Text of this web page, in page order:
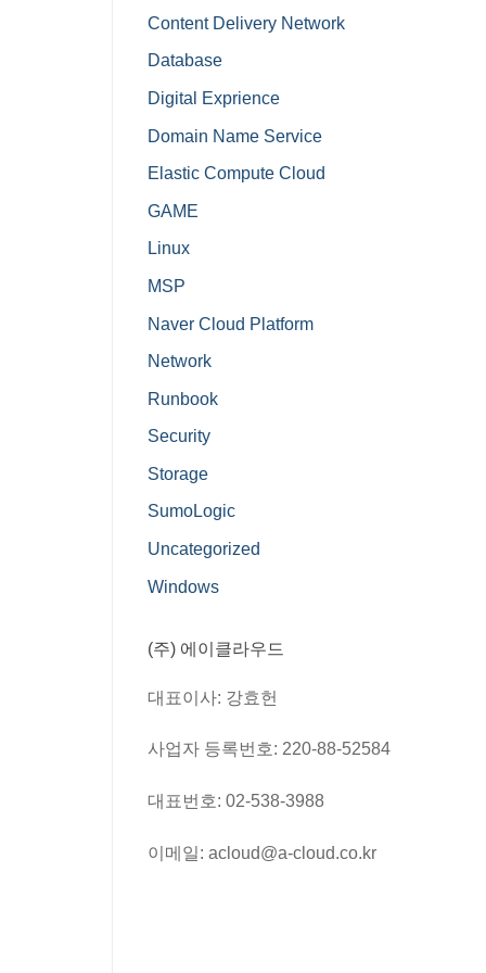
Content Delivery Network
Database
Digital Exprience
Domain Name Service
Elastic Compute Cloud
GAME
Linux
MSP
Naver Cloud Platform
Network
Runbook
Security
Storage
SumoLogic
Uncategorized
Windows
(주) 에이클라우드
대표이사: 강효헌
사업자 등록번호: 220-88-52584
대표번호: 02-538-3988
이메일: acloud@a-cloud.co.kr